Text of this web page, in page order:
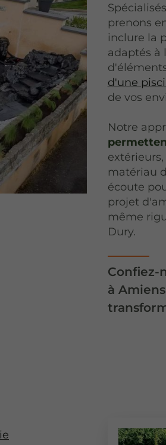
prenons
inclure la
adaptés à
d'une
de vos
Notre
matériau
écoute
projet
même
Dury.
Confiez-
à